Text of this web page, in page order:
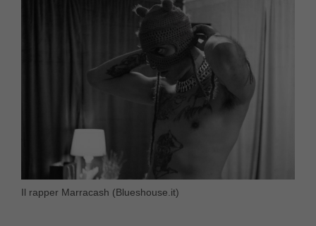
Il rapper Marracash (Blueshouse.it)